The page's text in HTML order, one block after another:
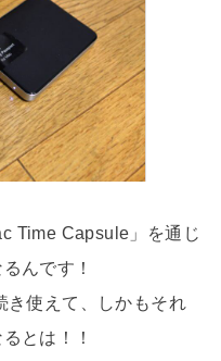
Time Capsule」を通じ
んです！
き使えて、しかもそれ
とは！！